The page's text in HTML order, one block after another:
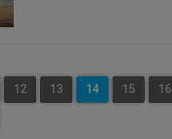
12 13 14 15 16